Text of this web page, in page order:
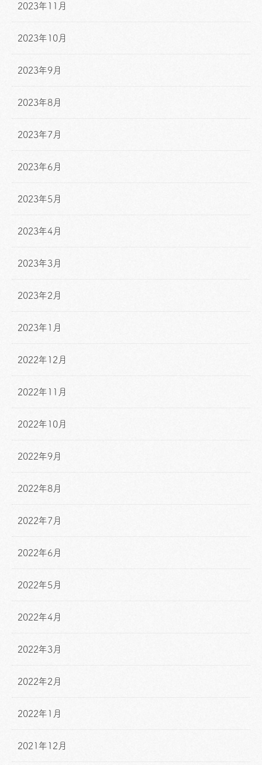
2023年11月
2023年10月
2023年9月
2023年8月
2023年7月
2023年6月
2023年5月
2023年4月
2023年3月
2023年2月
2023年1月
2022年12月
2022年11月
2022年10月
2022年9月
2022年8月
2022年7月
2022年6月
2022年5月
2022年4月
2022年3月
2022年2月
2022年1月
2021年12月